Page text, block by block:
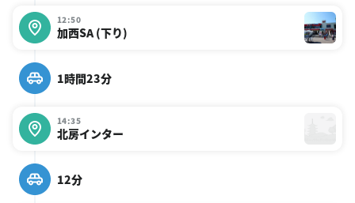
12:50
加西SA (下り)
1時間23分
14:35
北房インター
12分